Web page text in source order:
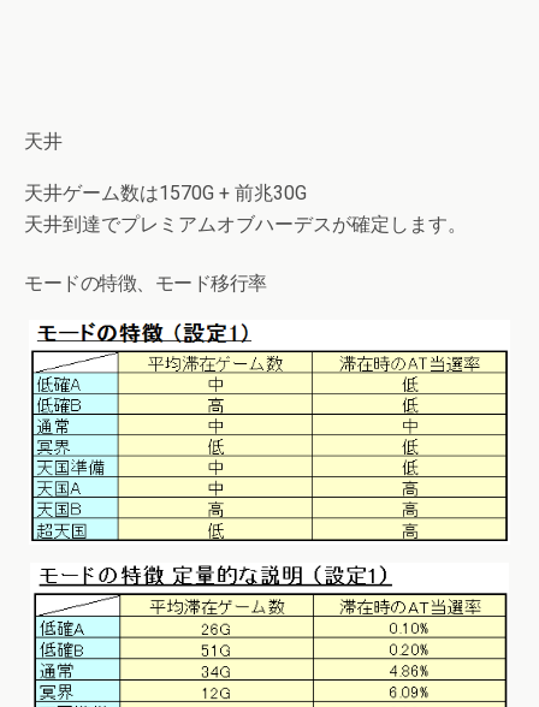
天井
天井ゲーム数は1570G + 前兆30G
天井到達でプレミアムオブハーデスが確定します。
モードの特徴、モード移行率